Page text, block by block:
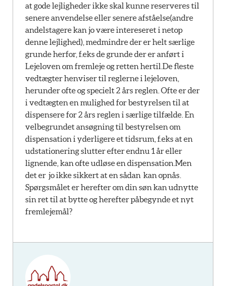
at gode lejligheder ikke skal kunne reserveres til
senere anvendelse eller senere afståelse(andre
andelstagere kan jo være intereseret i netop
denne lejlighed), medmindre der er helt særlige
grunde herfor, f.eks de grunde der er anført i
Lejeloven om fremleje og retten hertil.De fleste
vedtægter henviser til reglerne i lejeloven,
herunder ofte og specielt 2 års reglen. Ofte er der
i vedtægten en mulighed for bestyrelsen til at
dispensere for 2 års reglen i særlige tilfælde. En
velbegrundet ansøgning til bestyrelsen om
dispensation i yderligere et tidsrum, f.eks at en
udstationering slutter efter endnu 1 år eller
lignende, kan ofte udløse en dispensation.Men
det er jo ikke sikkert at en sådan kan opnås.
Spørgsmålet er herefter om din søn kan udnytte
sin ret til at bytte og herefter påbegynde et nyt
fremlejemål?